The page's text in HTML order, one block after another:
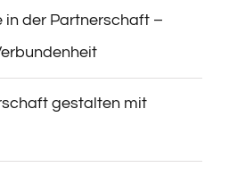
in der Partnerschaft –
gestalten mit